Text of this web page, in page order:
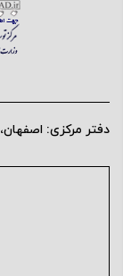
دفتر مرکزی: